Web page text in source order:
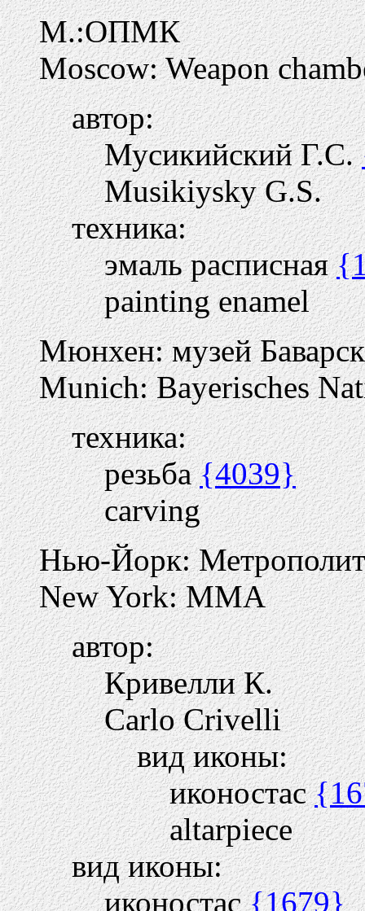
М.:ОПМК
Moscow: Weapon
автор:
Мусикийский Г.С.
Musikiysky G.S.
техника:
эмаль расписная
painting enamel
Мюнхен: музей
Munich: Bayerisches
техника:
резьба{4039}
carving
Нью-Йорк:
New York: MMA
автор:
Кривелли К.
Carlo Crivelli
вид иконы:
иконостас
altarpiece
вид иконы:
иконостас{1679}